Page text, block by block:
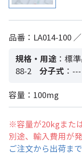
品番：LA014-100
規格・用途 ：標
88-2
分子式 ：---
容量：100mg
※容量が20kgまた
別途、輸入費用が
ご注文から出荷ま